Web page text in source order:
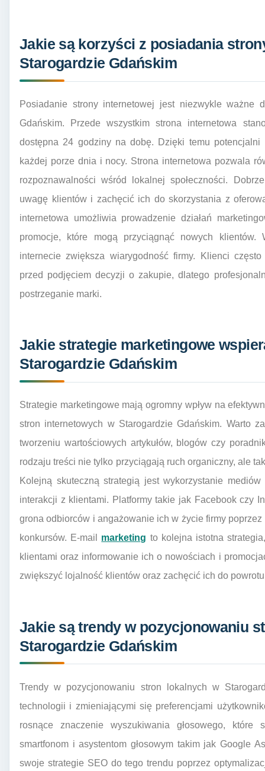
Jakie są korzyści z posiadania
Starogardzie Gdańskim
Posiadanie strony internetowej jest niezwykle ważne
Gdańskim. Przede wszystkim strona internetowa
dostępna 24 godziny na dobę. Dzięki temu
każdej porze dnia i nocy. Strona internetowa pozwala
rozpoznawalności wśród lokalnej społeczności.
uwagę klientów i zachęcić ich do skorzystania z
internetowa umożliwia prowadzenie działań
promocje, które mogą przyciągnąć nowych
internecie zwiększa wiarygodność firmy. Klienci
przed podjęciem decyzji o zakupie, dlatego
postrzeganie marki.
Jakie strategie marketingowe
Starogardzie Gdańskim
Strategie marketingowe mają ogromny wpływ na
stron internetowych w Starogardzie Gdańskim. Warto
tworzeniu wartościowych artykułów, blogów czy
rodzaju treści nie tylko przyciągają ruch organiczny, ale
Kolejną skuteczną strategią jest wykorzystanie
interakcji z klientami. Platformy takie jak Facebook czy
grona odbiorców i angażowanie ich w życie firmy
konkursów. E-mail marketing to kolejna istotna
klientami oraz informowanie ich o nowościach i
zwiększyć lojalność klientów oraz zachęcić ich do
Jakie są trendy w pozycjonowaniu
Starogardzie Gdańskim
Trendy w pozycjonowaniu stron lokalnych w
technologii i zmieniającymi się preferencjami
rosnące znaczenie wyszukiwania głosowego,
smartfonom i asystentom głosowym takim jak Google
swoje strategie SEO do tego trendu poprzez